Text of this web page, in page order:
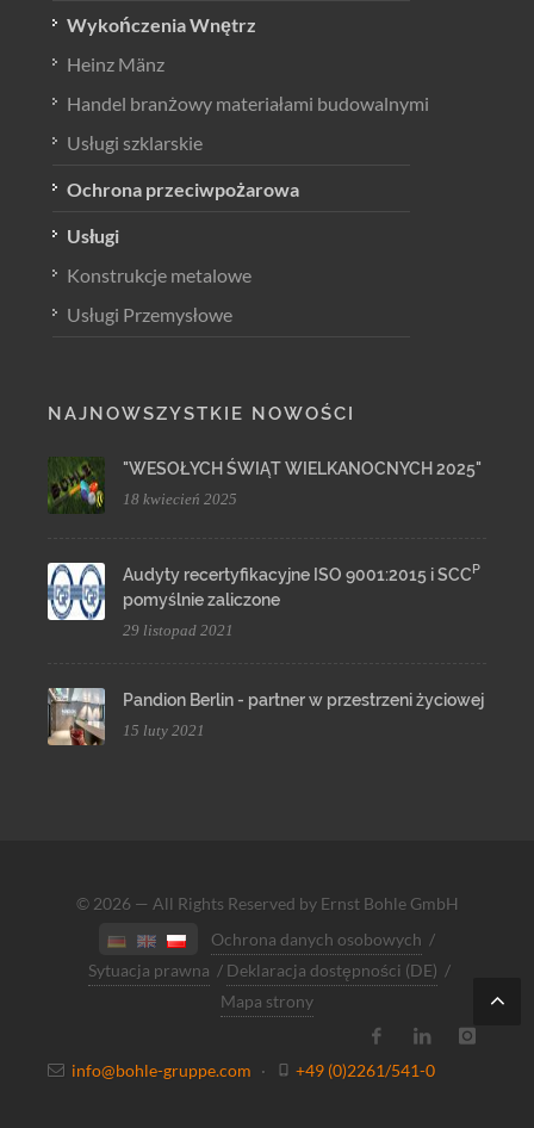
Wykończenia Wnętrz
Heinz Mänz
Handel branżowy materiałami budowalnymi
Usługi szklarskie
Ochrona przeciwpożarowa
Usługi
Konstrukcje metalowe
Usługi Przemysłowe
NAJNOWSZYSTKIE NOWOŚCI
"WESOŁYCH ŚWIĄT WIELKANOCNYCH 2025"
18 kwiecień 2025
Audyty recertyfikacyjne ISO 9001:2015 i SCC P
pomyślnie zaliczone
29 listopad 2021
Pandion Berlin - partner w przestrzeni życiowej
15 luty 2021
© 2026 — All Rights Reserved by Ernst Bohle GmbH
Ochrona danych osobowych /
Sytuacja prawna / Deklaracja dostępności (DE) /
Mapa strony
info@bohle-gruppe.com · +49 (0)2261/541-0